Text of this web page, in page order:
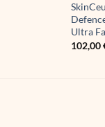
Ultra
102,00